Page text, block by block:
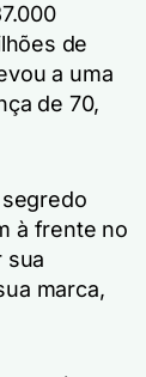
de
a uma
de 70,
à frente no
sua
marca,